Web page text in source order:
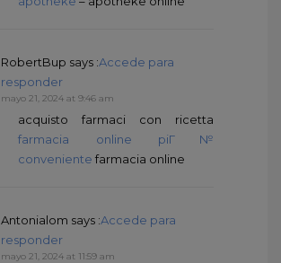
RobertBup says :Accede para
responder
mayo 21, 2024 at 9:46 am
acquisto farmaci con ricetta
farmacia online piГ№
conveniente farmacia online
Antonialom says :Accede para
responder
mayo 21, 2024 at 11:59 am